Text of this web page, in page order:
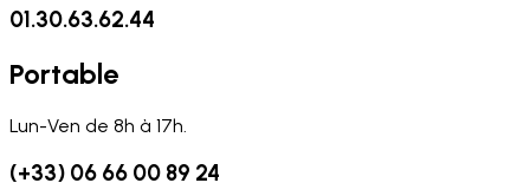
01.30.63.62.44
Portable
Lun-Ven de 8h à 17h.
(+33) 06 66 00 89 24